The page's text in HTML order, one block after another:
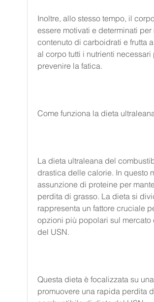
Inoltre, allo stesso tempo, il
essere motivati e determinati
contenuto di carboidrati e frutta
al corpo tutti i nutrienti
prevenire la fatica.
Come funziona la dieta
La dieta ultraleana del
drastica delle calorie. In questo
assunzione di proteine per
perdita di grasso. La dieta si
rappresenta un fattore cruciale
opzioni più popolari sul
del USN.
Questa dieta è focalizzata su
promuovere una rapida perdita